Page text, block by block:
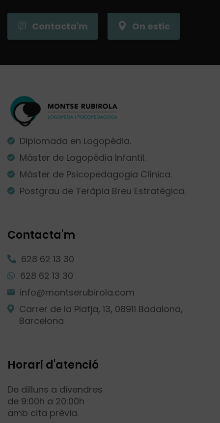
Contacta'm On estic
Diplomada en Logopèdia.
Màster de Logopèdia Infantil.
Màster de Psicopedagogia Clínica.
Postgrau de Teràpia Breu Estratègica.
Contacta'm
628 62 13 30
628 62 13 30
info@montserubirola.com
Carrer de la Platja, 13, 08911 Badalona,
Barcelona
Horari d'atenció
De dilluns a divendres
de 9:00h a 20:00h
amb cita prèvia.